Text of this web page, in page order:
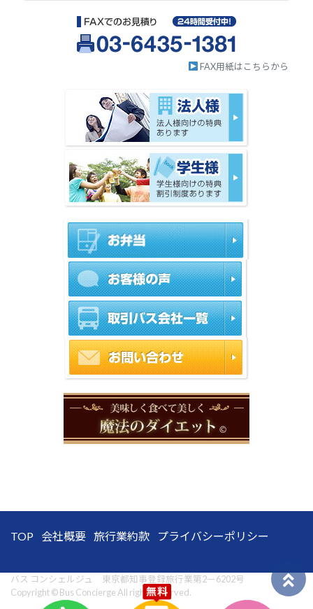
FAX用紙はこちらから
TOP 会社概要 旅行業約款 プライバシーポリシー
バス コンシェルジュ 東京都知事登録旅行業第2－6202号
Copyright © Bus Concierge All rights reserved.